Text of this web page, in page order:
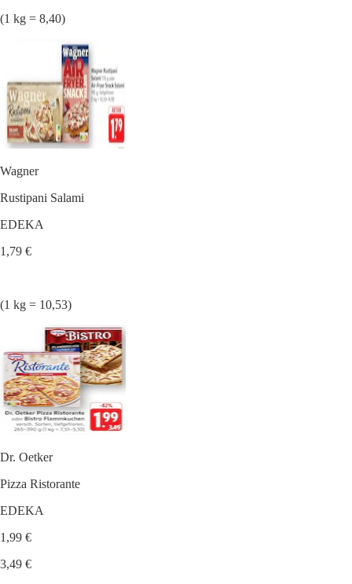
(1 kg = 8,40)
Wagner
Rustipani Salami
EDEKA
1,79 €
(1 kg = 10,53)
Dr. Oetker
Pizza Ristorante
EDEKA
1,99 €
3,49 €